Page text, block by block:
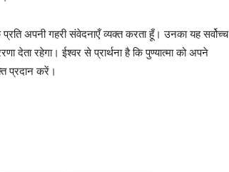
अपनी गहरी संवेदनाएँ व्यक्त करता हूँ। उनका यह सर्वोच्च
देता रहेगा। ईश्वर से प्रार्थना है कि पुण्यात्मा को अपने
प्रदान करें।